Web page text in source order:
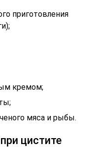
приготовления
кремом;
мяса и рыбы.
цистите